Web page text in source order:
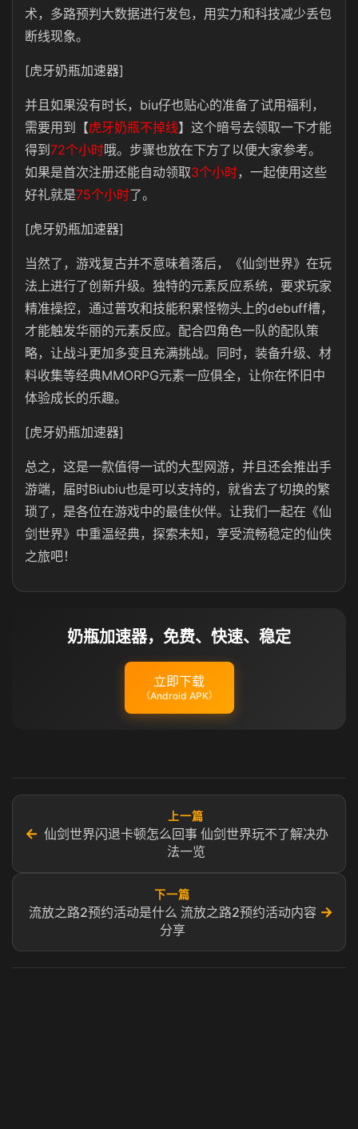
术，多路预判大数据进行发包，用实力和科技减少丢包
断线现象。
[虎牙奶瓶加速器]
并且如果没有时长，biu仔也贴心的准备了试用福利，
需要用到【虎牙奶瓶不掉线】这个暗号去领取一下才能
得到 72个小时哦。步骤也放在下方了以便大家参考。
如果是首次注册还能自动领取3个小时，一起使用这些
好礼就是75个小时了。
[虎牙奶瓶加速器]
当然了，游戏复古并不意味着落后，《仙剑世界》在玩
法上进行了创新升级。独特的元素反应系统，要求玩家
精准操控，通过普攻和技能积累怪物头上的debuff槽，
才能触发华丽的元素反应。配合四角色一队的配队策
略，让战斗更加多变且充满挑战。同时，装备升级、材
料收集等经典MMORPG元素一应俱全，让你在怀旧中
体验成长的乐趣。
[虎牙奶瓶加速器]
总之，这是一款值得一试的大型网游，并且还会推出手
游端，届时Biubiu也是可以支持的，就省去了切换的繁
琐了，是各位在游戏中的最佳伙伴。让我们一起在《仙
剑世界》中重温经典，探索未知，享受流畅稳定的仙侠
之旅吧！
奶瓶加速器，免费、快速、稳定
立即下载
（Android APK）
←
上一篇
仙剑世界闪退卡顿怎么回事 仙剑世界玩不了解决办
法一览
下一篇
流放之路2预约活动是什么 流放之路2预约活动内容
分享
→